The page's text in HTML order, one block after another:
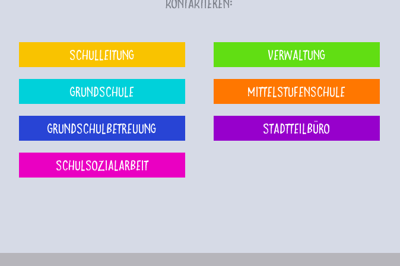
Schulleitung Verwaltung
Grundschule Mittelstufenschule
Grundschulbetreuung Stadtteilbüro
Schulsozialarbeit